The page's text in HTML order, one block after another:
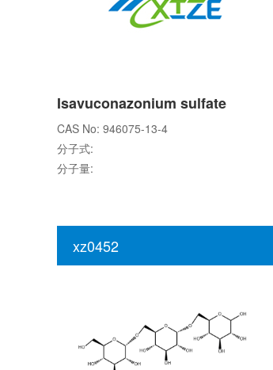
Isavuconazonium sulfate
CAS No: 946075-13-4
分子式:
分子量:
xz0452